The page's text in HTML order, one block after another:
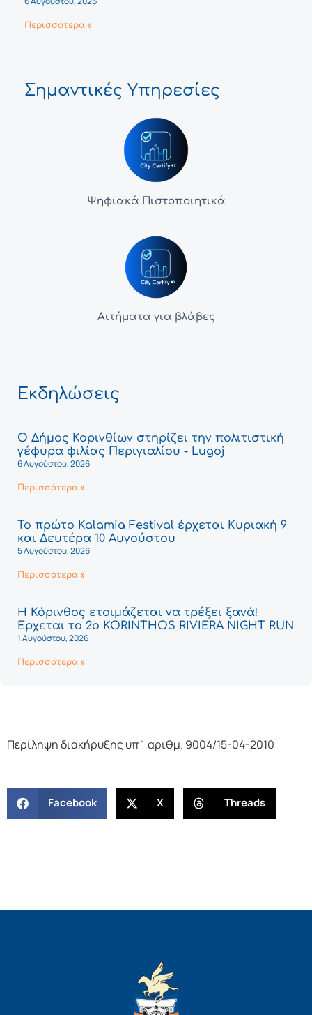
Περισσότερα »
Σημαντικές Υπηρεσίες
Ψηφιακά Πιστοποιητικά
Αιτήματα για βλάβες
Εκδηλώσεις
Ο Δήμος Κορινθίων στηρίζει την πολιτιστική
γέφυρα φιλίας Περιγιαλίου - Lugoj
6 Αυγούστου, 2026
Περισσότερα »
Το πρώτο Kalamia Festival έρχεται Κυριακή 9
και Δευτέρα 10 Αυγούστου
5 Αυγούστου, 2026
Περισσότερα »
Η Κόρινθος ετοιμάζεται να τρέξει ξανά!
Έρχεται το 2ο KORINTHOS RIVIERA NIGHT RUN
1 Αυγούστου, 2026
Περισσότερα »
Περίληψη διακήρυξης υπ΄ αριθμ. 9004/15-04-2010
Facebook X Threads